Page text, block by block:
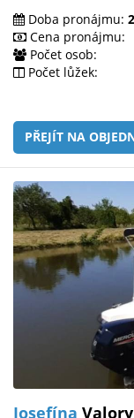
Doba pronájmu:
Cena pronájmu:
Počet osob:
Počet lůžek:
PŘEJÍT NA
Josefína